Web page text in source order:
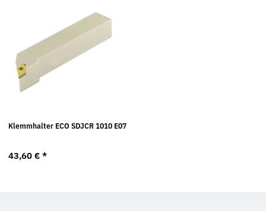
Klemmhalter ECO SDJCR 1010 E07
43,60 € *